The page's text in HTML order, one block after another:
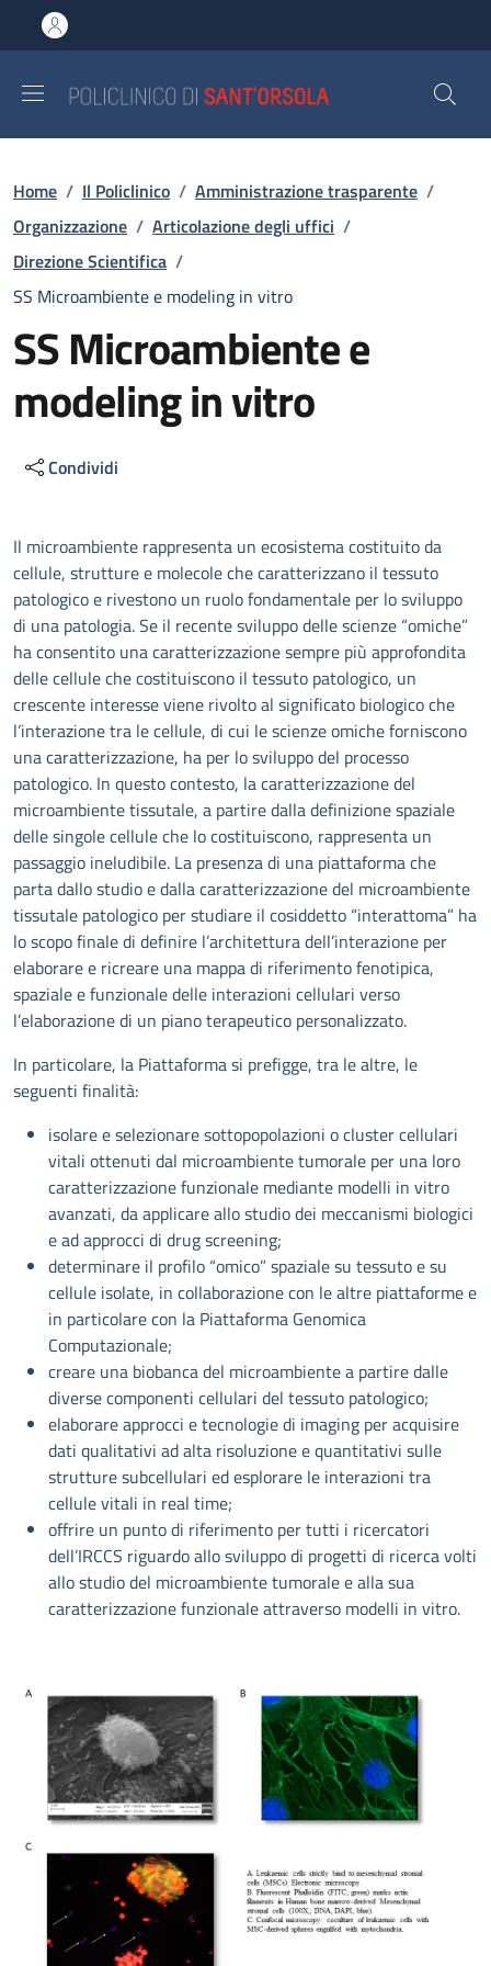
al contenuto principale
to footer content
Briciole di pane
Home / Il Policlinico / Amministrazione trasparente /
Organizzazione / Articolazione degli uffici /
Direzione Scientifica /
SS Microambiente e modeling in vitro
SS Microambiente e
modeling in vitro
Condividi
Descrizione
Il microambiente rappresenta un ecosistema costituito da
cellule, strutture e molecole che caratterizzano il tessuto
patologico e rivestono un ruolo fondamentale per lo sviluppo
di una patologia. Se il recente sviluppo delle scienze “omiche”
ha consentito una caratterizzazione sempre più approfondita
delle cellule che costituiscono il tessuto patologico, un
crescente interesse viene rivolto al significato biologico che
l’interazione tra le cellule, di cui le scienze omiche forniscono
una caratterizzazione, ha per lo sviluppo del processo
patologico. In questo contesto, la caratterizzazione del
microambiente tissutale, a partire dalla definizione spaziale
delle singole cellule che lo costituiscono, rappresenta un
passaggio ineludibile. La presenza di una piattaforma che
parta dallo studio e dalla caratterizzazione del microambiente
tissutale patologico per studiare il cosiddetto “interattoma” ha
lo scopo finale di definire l’architettura dell’interazione per
elaborare e ricreare una mappa di riferimento fenotipica,
spaziale e funzionale delle interazioni cellulari verso
l’elaborazione di un piano terapeutico personalizzato.
In particolare, la Piattaforma si prefigge, tra le altre, le
seguenti finalità:
isolare e selezionare sottopopolazioni o cluster cellulari
vitali ottenuti dal microambiente tumorale per una loro
caratterizzazione funzionale mediante modelli in vitro
avanzati, da applicare allo studio dei meccanismi biologici
e ad approcci di drug screening;
determinare il profilo “omico” spaziale su tessuto e su
cellule isolate, in collaborazione con le altre piattaforme e
in particolare con la Piattaforma Genomica
Computazionale;
creare una biobanca del microambiente a partire dalle
diverse componenti cellulari del tessuto patologico;
elaborare approcci e tecnologie di imaging per acquisire
dati qualitativi ad alta risoluzione e quantitativi sulle
strutture subcellulari ed esplorare le interazioni tra
cellule vitali in real time;
offrire un punto di riferimento per tutti i ricercatori
dell’IRCCS riguardo allo sviluppo di progetti di ricerca volti
allo studio del microambiente tumorale e alla sua
caratterizzazione funzionale attraverso modelli in vitro.